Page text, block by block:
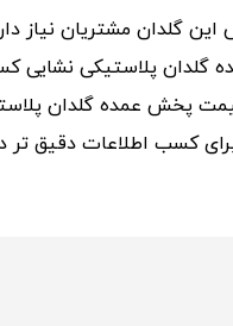
گلدان مشتریان نیاز
گلدان پلاستیکی نشایی
کسب اطلاعات دقیق